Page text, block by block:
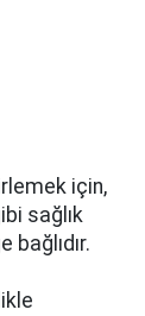
için,
sağlık
bağlıdır.